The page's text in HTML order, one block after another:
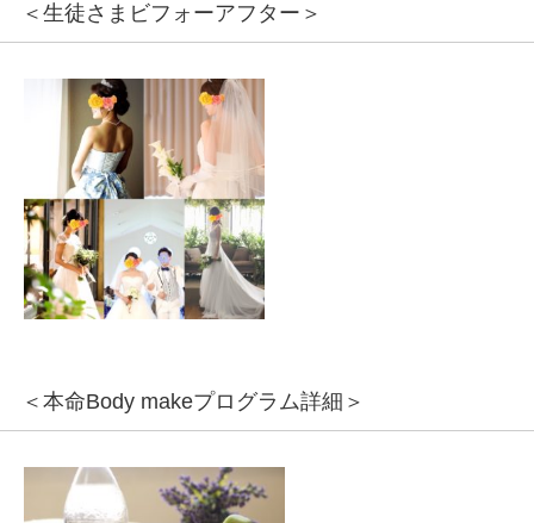
＜生徒さまビフォーアフター＞
＜本命Body makeプログラム詳細＞